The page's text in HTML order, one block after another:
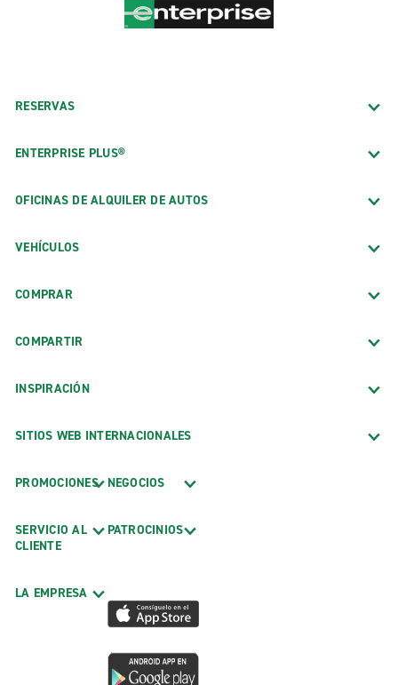
RESERVAS
ENTERPRISE PLUS®
OFICINAS DE ALQUILER DE AUTOS
VEHÍCULOS
COMPRAR
COMPARTIR
INSPIRACIÓN
SITIOS WEB INTERNACIONALES
PROMOCIONES
SERVICIO AL
CLIENTE
LA EMPRESA
NEGOCIOS
PATROCINIOS